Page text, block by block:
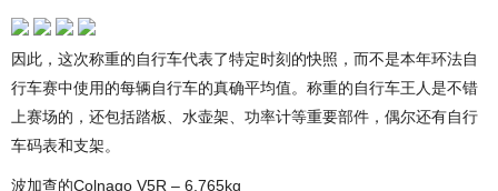
因此，这次称重的自行车代表了特定时刻的快照，而不是本年环法自
行车赛中使用的每辆自行车的真确平均值。称重的自行车王人是不错
上赛场的，还包括踏板、水壶架、功率计等重要部件，偶尔还有自行
车码表和支架。
波加查的Colnago V5R – 6.765kg